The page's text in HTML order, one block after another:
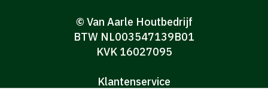
© Van Aarle Houtbedrijf
BTW NL003547139B01
KVK 16027095
Klantenservice